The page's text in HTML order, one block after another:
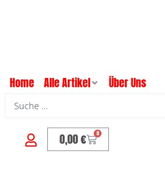
Home Alle Artikel Über Uns
0,00€ 0